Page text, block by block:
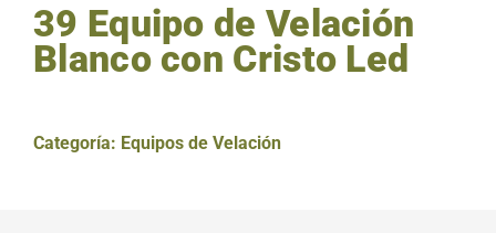
39 Equipo de Velación
Blanco con Cristo Led
Categoría: Equipos de Velación